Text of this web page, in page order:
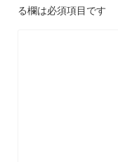
る欄は必須項目です